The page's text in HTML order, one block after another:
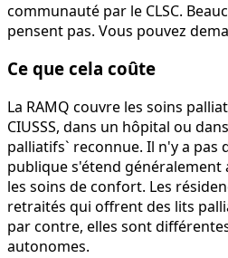
communauté par le CLSC.
pensent pas. Vous pouvez
Ce que cela coûte
La RAMQ couvre les soins
CIUSSS, dans un hôpital ou
palliatifs` reconnue. Il n'y a pas
publique s'étend
les soins de confort. Les
retraités qui offrent des lits
par contre, elles sont
autonomes.